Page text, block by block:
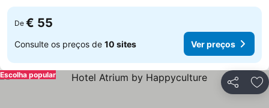
De € 55
Consulte os preços de 10 sites Ver preços
Partilhar
Escolha popular